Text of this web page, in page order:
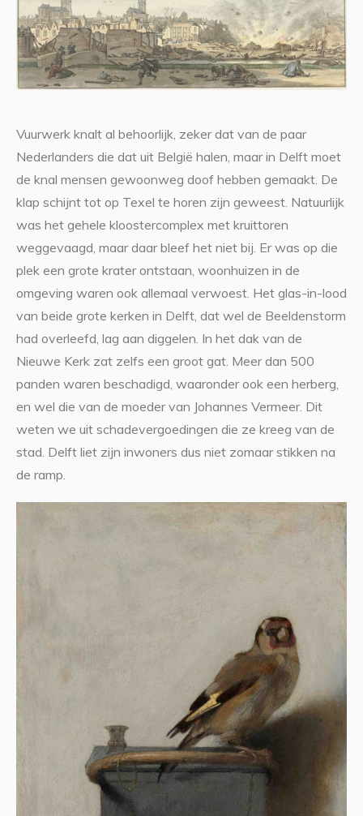
Vuurwerk knalt al behoorlijk, zeker dat van de paar
Nederlanders die dat uit België halen, maar in Delft moet
de knal mensen gewoonweg doof hebben gemaakt. De
klap schijnt tot op Texel te horen zijn geweest. Natuurlijk
was het gehele kloostercomplex met kruittoren
weggevaagd, maar daar bleef het niet bij. Er was op die
plek een grote krater ontstaan, woonhuizen in de
omgeving waren ook allemaal verwoest. Het glas-in-lood
van beide grote kerken in Delft, dat wel de Beeldenstorm
had overleefd, lag aan diggelen. In het dak van de
Nieuwe Kerk zat zelfs een groot gat. Meer dan 500
panden waren beschadigd, waaronder ook een herberg,
en wel die van de moeder van Johannes Vermeer. Dit
weten we uit schadevergoedingen die ze kreeg van de
stad. Delft liet zijn inwoners dus niet zomaar stikken na
de ramp.